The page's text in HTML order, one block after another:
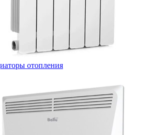
отопления